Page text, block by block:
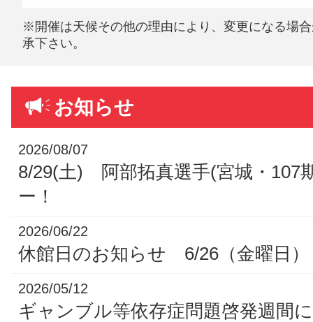
※開催は天候その他の理由により、変更になる場
承下さい。
お知らせ
2026/08/07
8/29(土) 阿部拓真選手(宮城・107
ー！
2026/06/22
休館日のお知らせ 6/26（金曜日）
2026/05/12
ギャンブル等依存症問題啓発週間